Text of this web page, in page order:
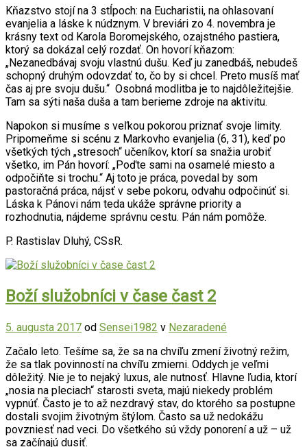
Kňazstvo stojí na 3 stĺpoch: na Eucharistii, na ohlasovaní
evanjelia a láske k núdznym. V breviári zo 4. novembra je
krásny text od Karola Boromejského, ozajstného pastiera,
ktorý sa dokázal celý rozdať. On hovorí kňazom:
„Nezanedbávaj svoju vlastnú dušu. Keď ju zanedbáš, nebudeš
schopný druhým odovzdať to, čo by si chcel. Preto musíš mať
čas aj pre svoju dušu.“ Osobná modlitba je to najdôležitejšie.
Tam sa sýti naša duša a tam berieme zdroje na aktivitu.
Napokon si musíme s veľkou pokorou priznať svoje limity.
Pripomeňme si scénu z Markovho evanjelia (6, 31), keď po
všetkých tých „stresoch“ učeníkov, ktorí sa snažia urobiť
všetko, im Pán hovorí: „Poďte sami na osamelé miesto a
odpočiňte si trochu.“ Aj toto je práca, povedal by som
pastoračná práca, nájsť v sebe pokoru, odvahu odpočinúť si.
Láska k Pánovi nám teda ukáže správne priority a
rozhodnutia, nájdeme správnu cestu. Pán nám pomôže.
P. Rastislav Dluhý, CSsR.
Boží služobníci v čase čast 2
5. augusta 2017 od Sensei1982 v Nezaradené
Začalo leto. Tešíme sa, že sa na chvíľu zmení životný režim,
že sa tlak povinností na chvíľu zmierni. Oddych je veľmi
dôležitý. Nie je to nejaký luxus, ale nutnosť. Hlavne ľudia, ktorí
„nosia na pleciach“ starosti sveta, majú niekedy problém
vypnúť. Často je to až nezdravý stav, do ktorého sa postupne
dostali svojim životným štýlom. Často sa už nedokážu
povzniesť nad veci. Do všetkého sú vždy ponorení a už – už
sa začínajú dusiť.